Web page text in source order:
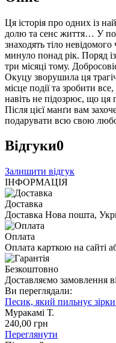
Ця історія про одних із
долю та сенс життя… У
знаходять тіло
минуло понад рік. Поряд
три місяці тому.
Окуцу зворушила ця
місце події та зробити
навіть не підозрює, що
Після цієї манґи вам
подарувати всю свою
Відгуки0
Залишити відгук
ІНФОРМАЦІЯ
Доставка
Доставка Нова пошта,
Оплата
Оплата карткою на сайті
Безкоштовно
Доставляємо замовлення
Ви переглядали:
Песик, який пильнує
Муракамі Т.
240,00 грн
Переглянути